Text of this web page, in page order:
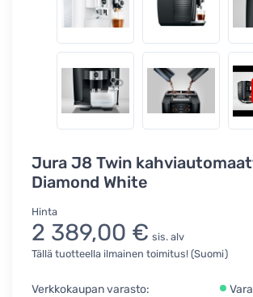
Jura J8 Twin
Diamond White
Hinta
2 389,00 € sis. alv
Tällä tuotteella ilmainen toimitus! (Suomi)
Verkkokaupan varasto: